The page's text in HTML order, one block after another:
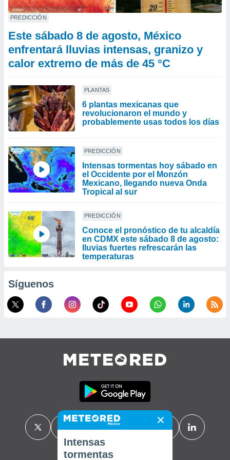
PREDICCIÓN
Este sábado 8 de agosto, México
enfrentará lluvias intensas, granizo y
calor extremo de más de 45 °C
PLANTAS
6 plantas mexicanas que
revolucionaron el mundo y
probablemente usas todos los días
PREDICCIÓN
Intensas tormentas hoy sábado en
el Occidente por el Monzón
Mexicano, llegando nueva Onda
Tropical al sur
PREDICCIÓN
Conoce el pronóstico de tu alcaldía
en CDMX este sábado 8 de agosto:
lluvias fuertes refrescarán las
temperaturas
Síguenos
Intensas
tormentas